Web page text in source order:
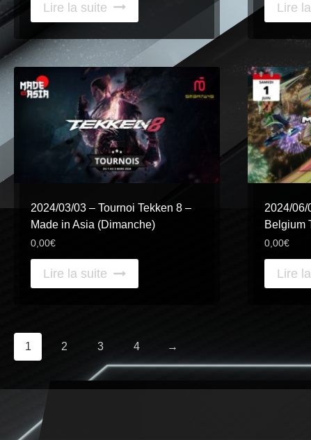
Lire la suite Lire
2024/03/03 – Tournoi Tekken 8 –
Made in Asia (Dimanche)
0,00€
Lire la suite
2024/06/
Belgium
0,00€
Lire
1 2 3 4 →